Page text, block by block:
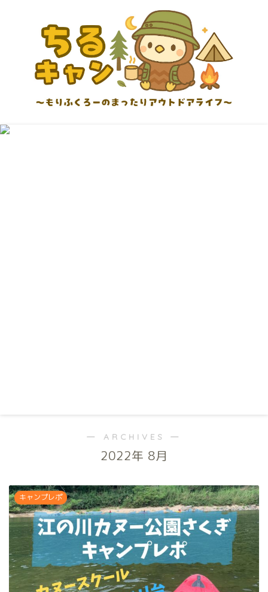
― ARCHIVES ―
2022年 8月
キャンプレポ